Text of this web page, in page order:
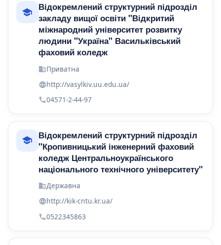
Відокремлений структурний підрозділ
закладу вищої освіти "Відкритий
міжнародний університет розвитку
людини "Україна" Васильківський
фаховий коледж
Приватна
http://vasylkiv.uu.edu.ua/
04571-2-44-97
Відокремлений структурний підрозділ
"Кропивницький інженерний фаховий
коледж Центральноукраїнського
національного технічного університету"
Державна
http://kik-cntu.kr.ua/
0522345863